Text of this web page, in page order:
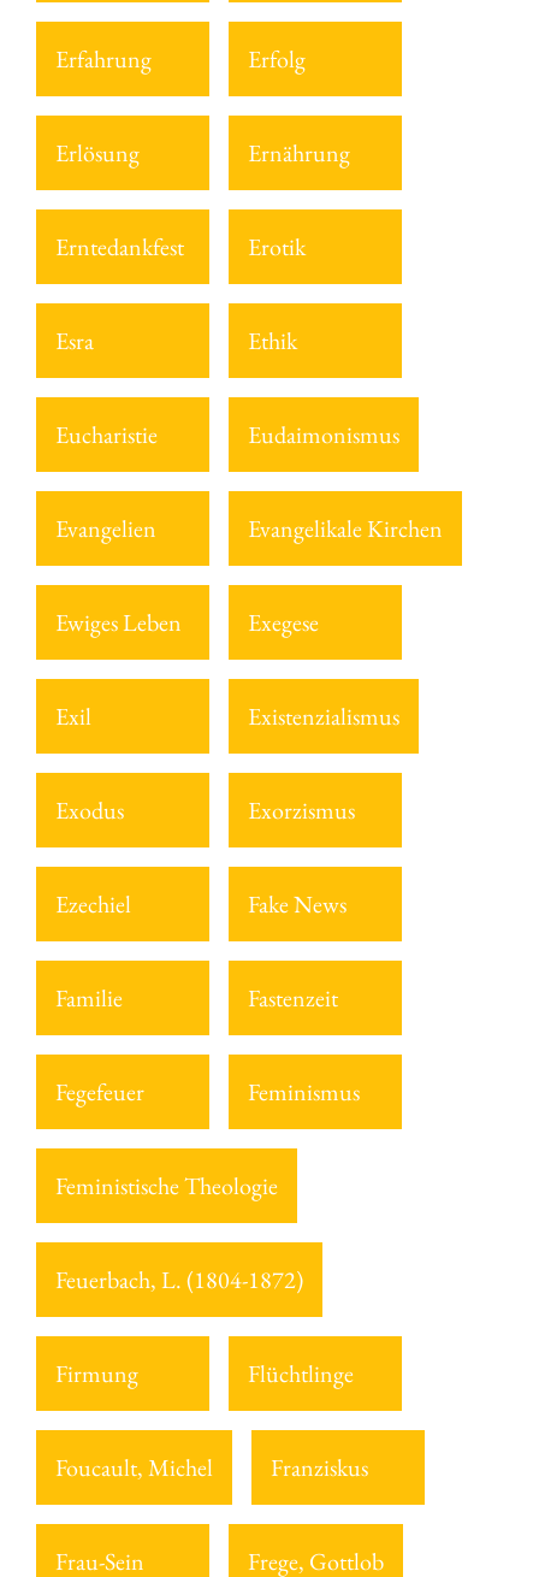
Erfahrung Erfolg
Erlösung Ernährung
Erntedankfest Erotik
Esra Ethik
Eucharistie Eudaimonismus
Evangelien Evangelikale Kirchen
Ewiges Leben Exegese
Exil Existenzialismus
Exodus Exorzismus
Ezechiel Fake News
Familie Fastenzeit
Fegefeuer Feminismus
Feministische Theologie
Feuerbach, L. (1804-1872)
Firmung Flüchtlinge
Foucault, Michel Franziskus
Frau-Sein Frege, Gottlob